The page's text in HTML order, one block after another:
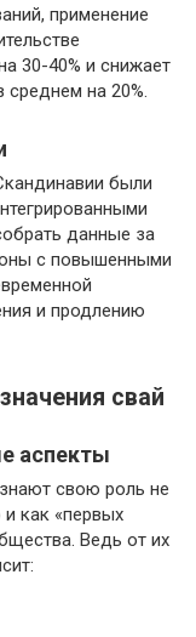
применение
30-40% и снижает
среднем на 20%.
были
данные за
с повышенными
и продлению
свай
аспекты
свою роль не
и как «первых
Ведь от их